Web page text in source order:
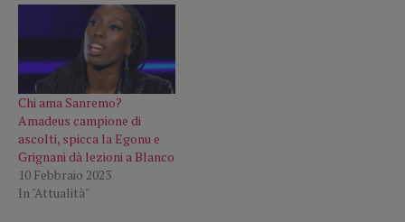
Chi ama Sanremo?
Amadeus campione di
ascolti, spicca la Egonu e
Grignani dà lezioni a Blanco
10 Febbraio 2023
In "Attualità"